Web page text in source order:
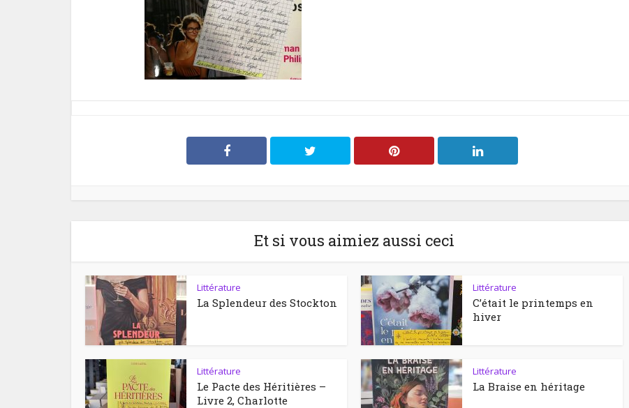
Et si vous aimiez aussi ceci
Littérature
La Splendeur des Stockton
Littérature
C’était le printemps en
hiver
Littérature
Le Pacte des Héritières –
Livre 2, Charlotte
Littérature
La Braise en héritage